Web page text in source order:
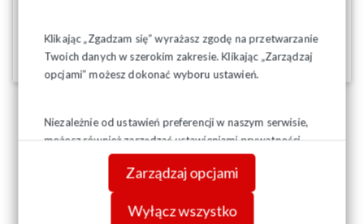
Klikając „Zgadzam się” wyrażasz zgodę na przetwarzanie
Twoich danych w szerokim zakresie. Klikając „Zarządzaj
opcjami” możesz dokonać wyboru ustawień.
Niezależnie od ustawień preferencji w naszym serwisie,
możesz również zarządzać ustawieniami prywatności
swojej przeglądarki. Więcej informacji o przetwarzaniu
danych znajdziesz wPolityce prywatności.
Zarządzaj opcjami
Wyłącz wszystko
09-09-2025